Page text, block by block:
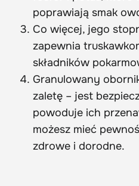
poprawiają smak
Co więcej, jego
zapewnia
składników
Granulowany
zaletę – jest
powoduje ich
możesz mieć
zdrowe i dorodne.